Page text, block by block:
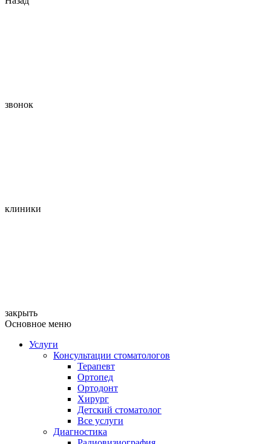
звонок
клиники
закрыть
Основное меню
Услуги
Консультации стоматологов
Терапевт
Ортопед
Ортодонт
Хирург
Детский стоматолог
Все услуги
Диагностика